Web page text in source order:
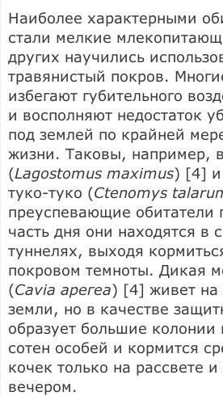
Наиболее характерными
стали мелкие
других научились
травянистый покров.
избегают губительного
и восполняют недостаток
под землей по крайней
жизни. Таковы, например,
(Lagostomus maximus) [4] и
туко-туко (Ctenomys
преуспевающие
часть дня они находятся в
туннелях, выходя
покровом темноты. Дикая
(Cavia арегеа) [4] живет на
земли, но в качестве
образует большие колонии
сотен особей и кормится
кочек только на рассвете
вечером.